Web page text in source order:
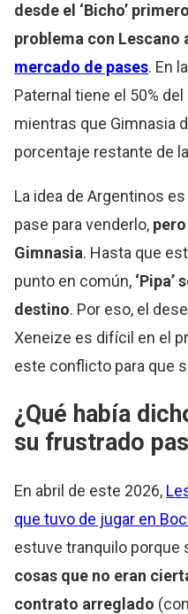
desde el ‘Bicho’
problema con Lescano
mercado de pases. En
Paternal tiene el 50%
mientras que Gimnasia
porcentaje restante de
La idea de Argentinos
pase para venderlo,
Gimnasia. Hasta que
punto en común, ‘Pipa’
destino. Por eso, el
Xeneize es difícil en el
este conflicto para que
¿Qué había
su frustrado
En abril de este 2026,
que tuvo de jugar en
estuve tranquilo porque
cosas que no eran
contrato arreglado